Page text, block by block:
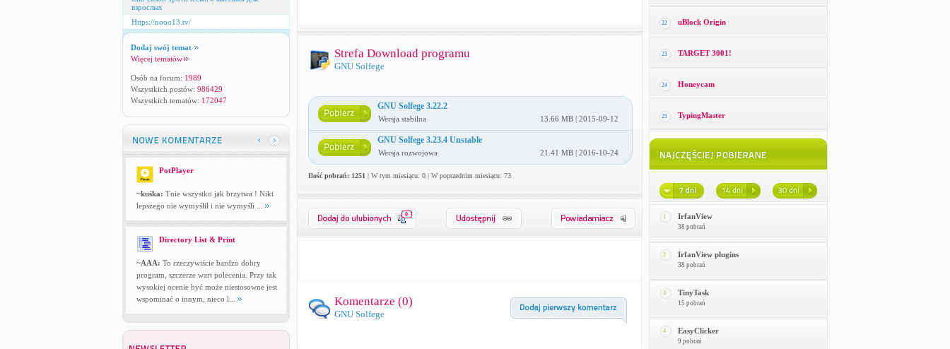
взрослых
Https://nooo13.tv/
Dodaj swój temat
Więcej tematów
Osób na forum: 1989
Wszystkich postów: 986429
Wszystkich tematów: 172047
PotPlayer
~kuśka: Tnie wszystko jak brzytwa ! Nikt
lepszego nie wymyślił i nie wymyśli ...
Directory List & Print
~AAA: To rzeczywiście bardzo dobry
program, szczerze wart polecenia. Przy tak
wysokiej ocenie być może niestosowne jest
wspominać o innym, nieco l...
Strefa Download programu
GNU Solfege
GNU Solfege 3.22.2
Wersja stabilna 13.66 MB | 2015-09-12
GNU Solfege 3.23.4 Unstable
Wersja rozwojowa 21.41 MB | 2016-10-24
Ilość pobrań: 1251 | W tym miesiącu: 0 | W poprzednim miesiącu: 73
0
Komentarze (0)
GNU Solfege
22 uBlock Origin
23 TARGET 3001!
24 Honeycam
25 TypingMaster
1 IrfanView
38 pobrań
2 IrfanView plugins
38 pobrań
3 TinyTask
15 pobrań
4 EasyClicker
9 pobrań